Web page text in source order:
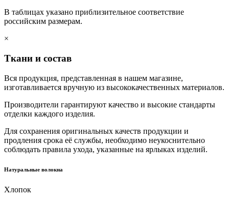
В таблицах указано приблизительное соответствие
российским размерам.
×
Ткани и состав
Вся продукция, представленная в нашем магазине,
изготавливается вручную из высококачественных материалов.
Производители гарантируют качество и высокие стандарты
отделки каждого изделия.
Для сохранения оригинальных качеств продукции и
продления срока её службы, необходимо неукоснительно
соблюдать правила ухода, указанные на ярлыках изделий.
Натуральные волокна
Хлопок